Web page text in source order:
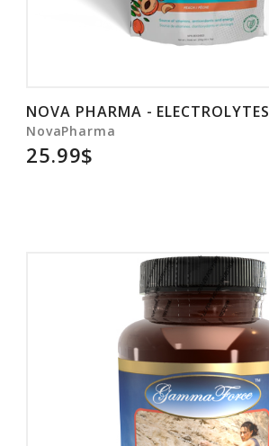
NOVA PHARMA - ELECTROLYTES
NovaPharma
25.99$